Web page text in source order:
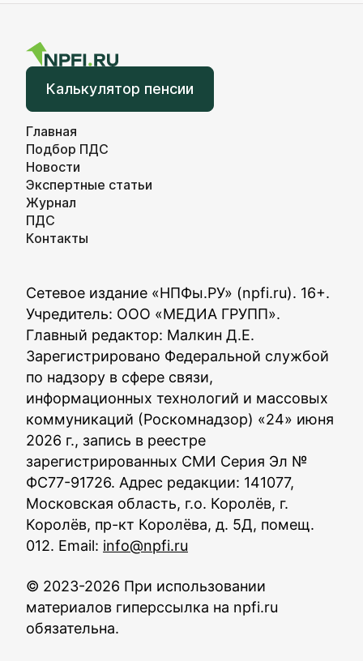
Калькулятор пенсии
Главная
Подбор ПДС
Новости
Экспертные статьи
Журнал
ПДС
Контакты
Сетевое издание «НПФы.РУ» (npfi.ru). 16+.
Учредитель: ООО «МЕДИА ГРУПП».
Главный редактор: Малкин Д.Е.
Зарегистрировано Федеральной службой
по надзору в сфере связи,
информационных технологий и массовых
коммуникаций (Роскомнадзор) «24» июня
2026 г., запись в реестре
зарегистрированных СМИ Серия Эл №
ФС77-91726. Адрес редакции: 141077,
Московская область, г.о. Королёв, г.
Королёв, пр-кт Королёва, д. 5Д, помещ.
012. Email: info@npfi.ru
© 2023-2026 При использовании
материалов гиперссылка на npfi.ru
обязательна.